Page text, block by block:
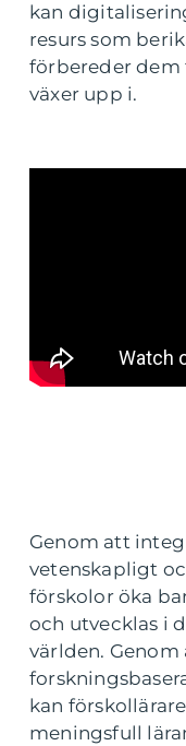
kan
resurs som
förbereder dem
växer upp i.
Genom att
vetenskapligt
förskolor öka
och utvecklas i
världen. Genom
kan
meningsfull